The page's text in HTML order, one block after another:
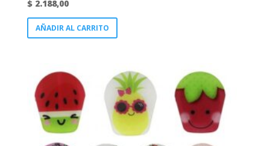
$2.188,00
AÑADIR AL CARRITO